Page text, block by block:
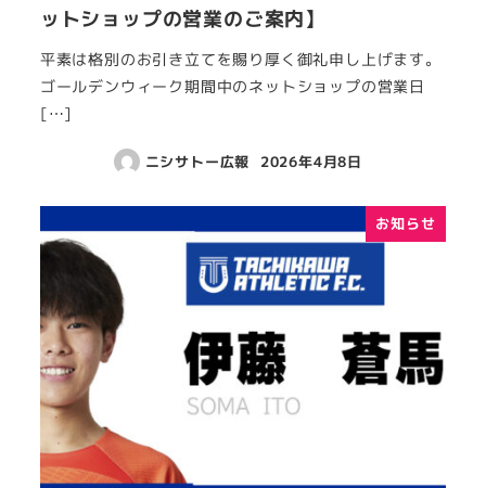
ットショップの営業のご案内】
平素は格別のお引き立てを賜り厚く御礼申し上げます。
ゴールデンウィーク期間中のネットショップの営業日
[…]
ニシサトー広報 2026年4月8日
お知らせ